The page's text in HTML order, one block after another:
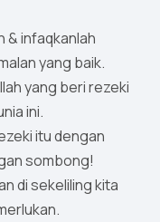
& infaqkanlah
yang baik.
yang beri rezeki
ini.
itu dengan
sombong!
di sekeliling kita